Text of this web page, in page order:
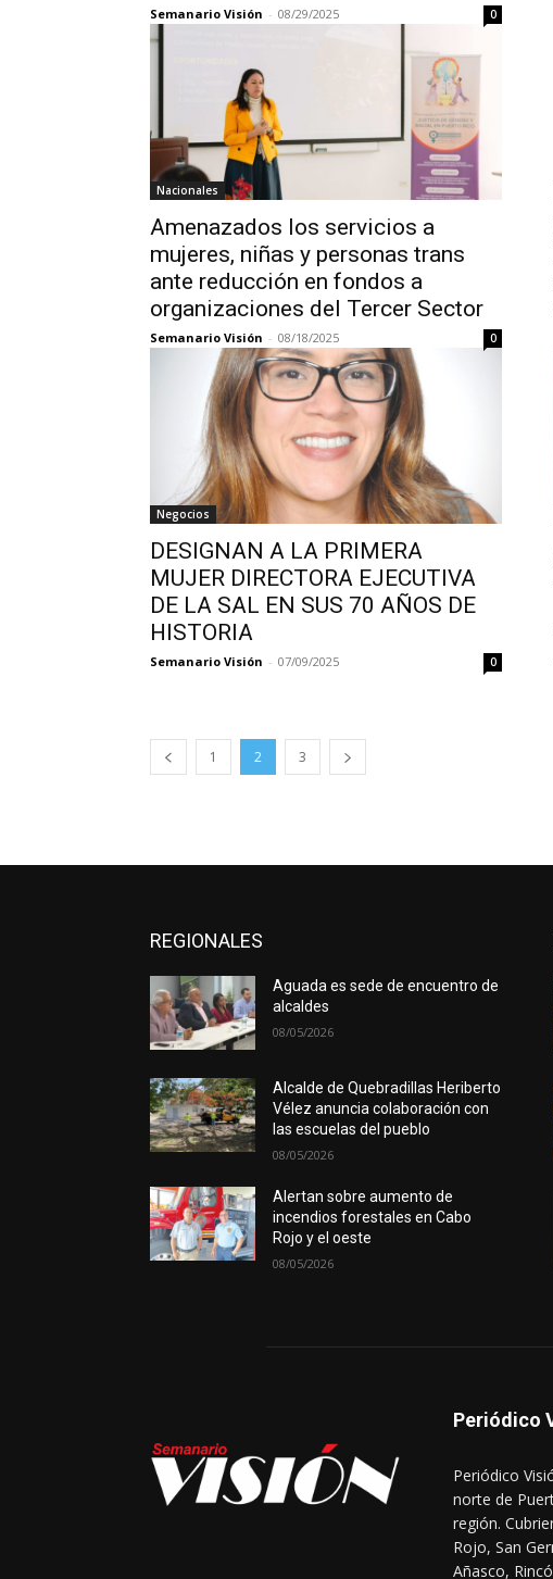
Semanario Visión - 08/29/2025 0
Nacionales
Amenazados los servicios a
mujeres, niñas y personas trans
ante reducción en fondos a
organizaciones del Tercer Sector
Semanario Visión - 08/18/2025 0
Negocios
DESIGNAN A LA PRIMERA
MUJER DIRECTORA EJECUTIVA
DE LA SAL EN SUS 70 AÑOS DE
HISTORIA
Semanario Visión - 07/09/2025 0
1 2 3
REGIONALES
Aguada es sede de encuentro de
alcaldes
08/05/2026
Alcalde de Quebradillas Heriberto
Vélez anuncia colaboración con
las escuelas del pueblo
08/05/2026
Alertan sobre aumento de
incendios forestales en Cabo
Rojo y el oeste
08/05/2026
Periódico
Periódico
norte de
región.
Rojo, San
Añasco,